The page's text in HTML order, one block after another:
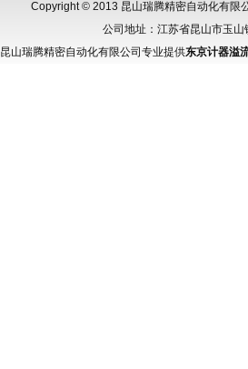
Copyright © 2013 昆山瑞腾精密自动化有限
公司地址：江苏省昆山市玉
昆山瑞腾精密自动化有限公司专业提供东京计器溢